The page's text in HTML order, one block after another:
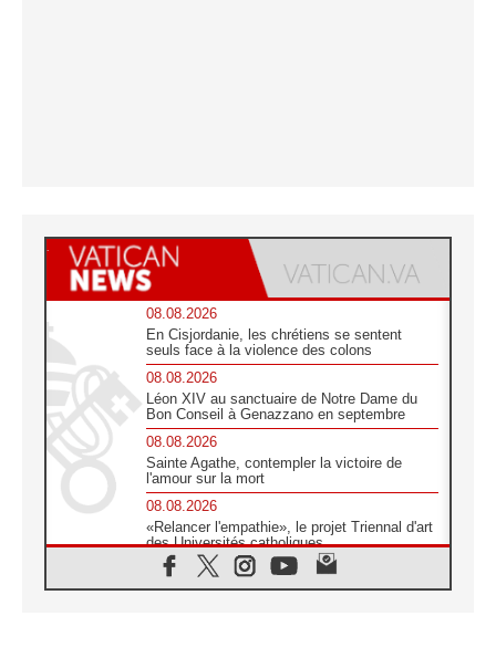
08.08.2026
En Cisjordanie, les chrétiens se sentent
seuls face à la violence des colons
08.08.2026
Léon XIV au sanctuaire de Notre Dame du
Bon Conseil à Genazzano en septembre
08.08.2026
Sainte Agathe, contempler la victoire de
l'amour sur la mort
08.08.2026
«Relancer l'empathie», le projet Triennal d'art
des Universités catholiques
08.08.2026
Signis 2026, donner la parole aux religieuses